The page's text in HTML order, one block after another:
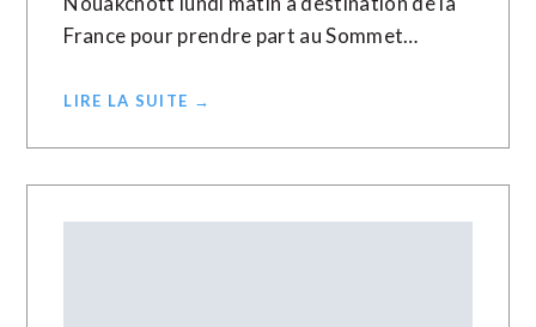
France pour prendre part au Sommet…
LIRE LA SUITE →